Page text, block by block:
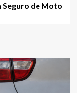
Seguro de Moto